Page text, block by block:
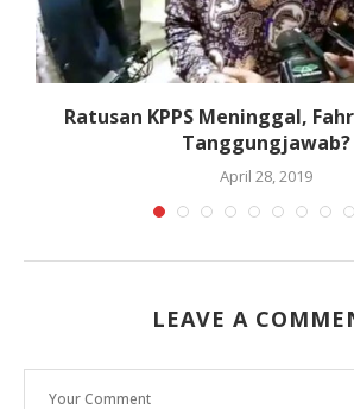
Ratusan KPPS Meninggal,
Tanggungjawab?
April 28, 2019
LEAVE A